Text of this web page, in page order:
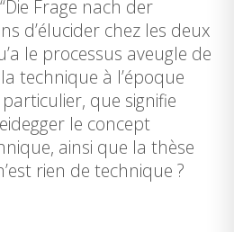
Frage nach der
d’élucider chez les deux
le processus aveugle de
technique à l’époque
que signifie
le concept
ainsi que la thèse
rien de technique ?